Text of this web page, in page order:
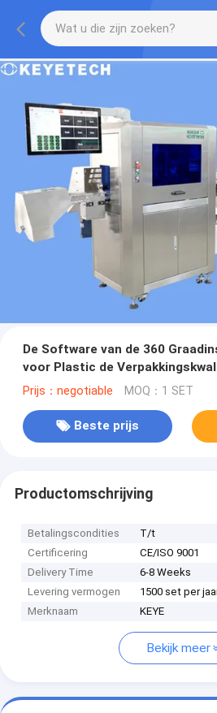
De Software van de 360
voor Plastic de
FMCG
Prijs：negotiable MOQ：1 SET
Beste prijs
Productomschrijving
Betalingscondities
T/t
Certificering
CE/ISO 9001
Delivery Time
6-8 Weeks
Levering vermogen
1500 set per
Merknaam
KEYE
Bekijk meer